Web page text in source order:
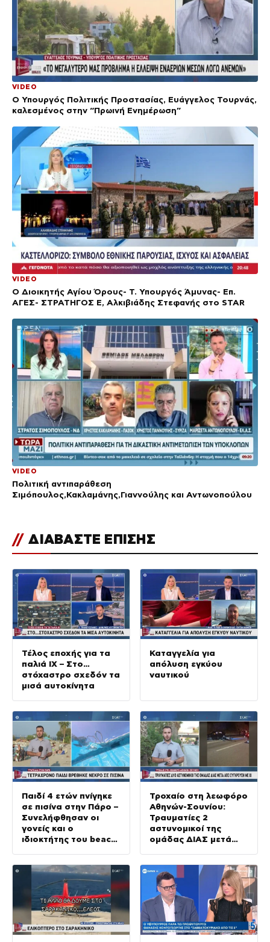
VIDEO
Ο Υπουργός Πολιτικής Προστασίας, Ευάγγελος Τουρνάς,
καλεσμένος στην “Πρωινή Ενημέρωση”
VIDEO
Ο Διοικητής Αγίου Όρους- Τ. Υπουργός Άμυνας- Επ.
ΑΓΕΣ- ΣΤΡΑΤΗΓΟΣ Ε, Αλκιβιάδης Στεφανής στο STAR
VIDEO
Πολιτική αντιπαράθεση
Σιμόπουλος,Κακλαμάνης,Γιαννούλης και Αντωνοπούλου
// ΔΙΑΒΑΣΤΕ ΕΠΙΣΗΣ
Τέλος εποχής για τα
παλιά ΙΧ – Στο…
στόχαστρο σχεδόν τα
μισά αυτοκίνητα
Καταγγελία για
απόλυση εγκύου
ναυτικού
Παιδί 4 ετών πνίγηκε
σε πισίνα στην Πάρο –
Συνελήφθησαν οι
γονείς και ο
ιδιοκτήτης του beach
Τροχαίο στη λεωφόρο
Αθηνών-Σουνίου:
Τραυματίες 2
αστυνομικοί της
ομάδας ΔΙΑΣ μετά